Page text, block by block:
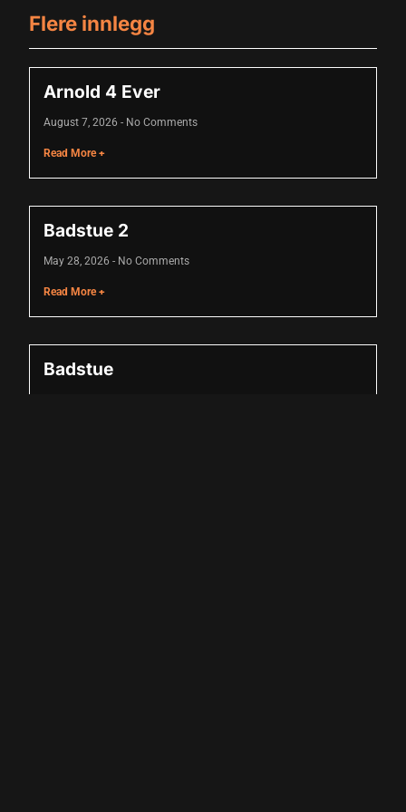
Flere innlegg
Arnold 4 Ever
August 7, 2026 No Comments
Read More +
Badstue 2
May 28, 2026 No Comments
Read More +
Badstue